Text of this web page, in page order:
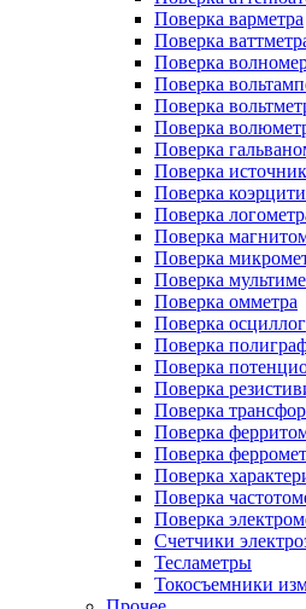
Поверка варметра
Поверка
Поверка
Поверка
Поверка
Поверка
Поверка
Поверка
Поверка
Поверка
Поверка
Поверка
Поверка
Поверка омметра
Поверка
Поверка
Поверка
Поверка
Поверка
Поверка
Поверка
Поверка
Поверка
Поверка
Счетчики
Тесламетры
Токосъемники